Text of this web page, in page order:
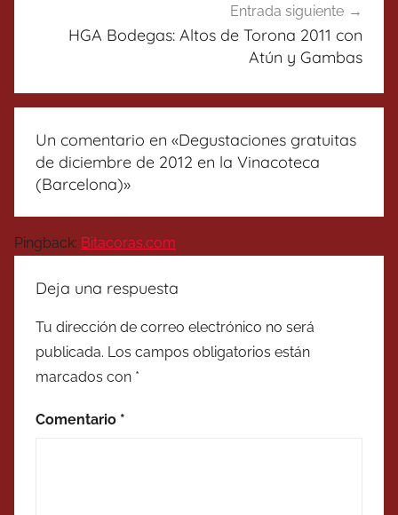
Entrada siguiente
HGA Bodegas: Altos de Torona 2011 con
Atún y Gambas
Un comentario en «Degustaciones gratuitas
de diciembre de 2012 en la Vinacoteca
(Barcelona)»
Pingback: Bitacoras.com
Deja una respuesta
Tu dirección de correo electrónico no será
publicada. Los campos obligatorios están
marcados con *
Comentario *